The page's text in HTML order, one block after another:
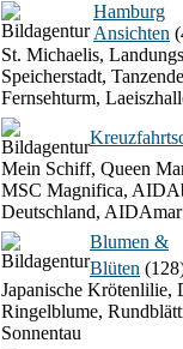
Hamburg
Ansichten
St. Michaelis,
Speicherstadt,
Fernsehturm,
Mein Schiff, Queen
MSC Magnifica,
Deutschland, AIDAmar
Blumen &
Blüten
Japanische Krötenlilie,
Ringelblume,
Sonnentau